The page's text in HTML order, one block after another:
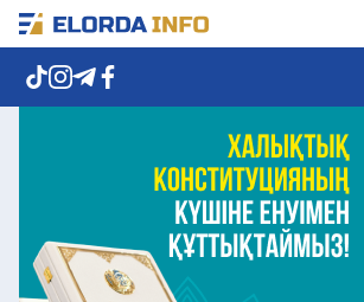
Елорда жаңалықтары
Көзқарас
Саясат
Видео
Әлеумет